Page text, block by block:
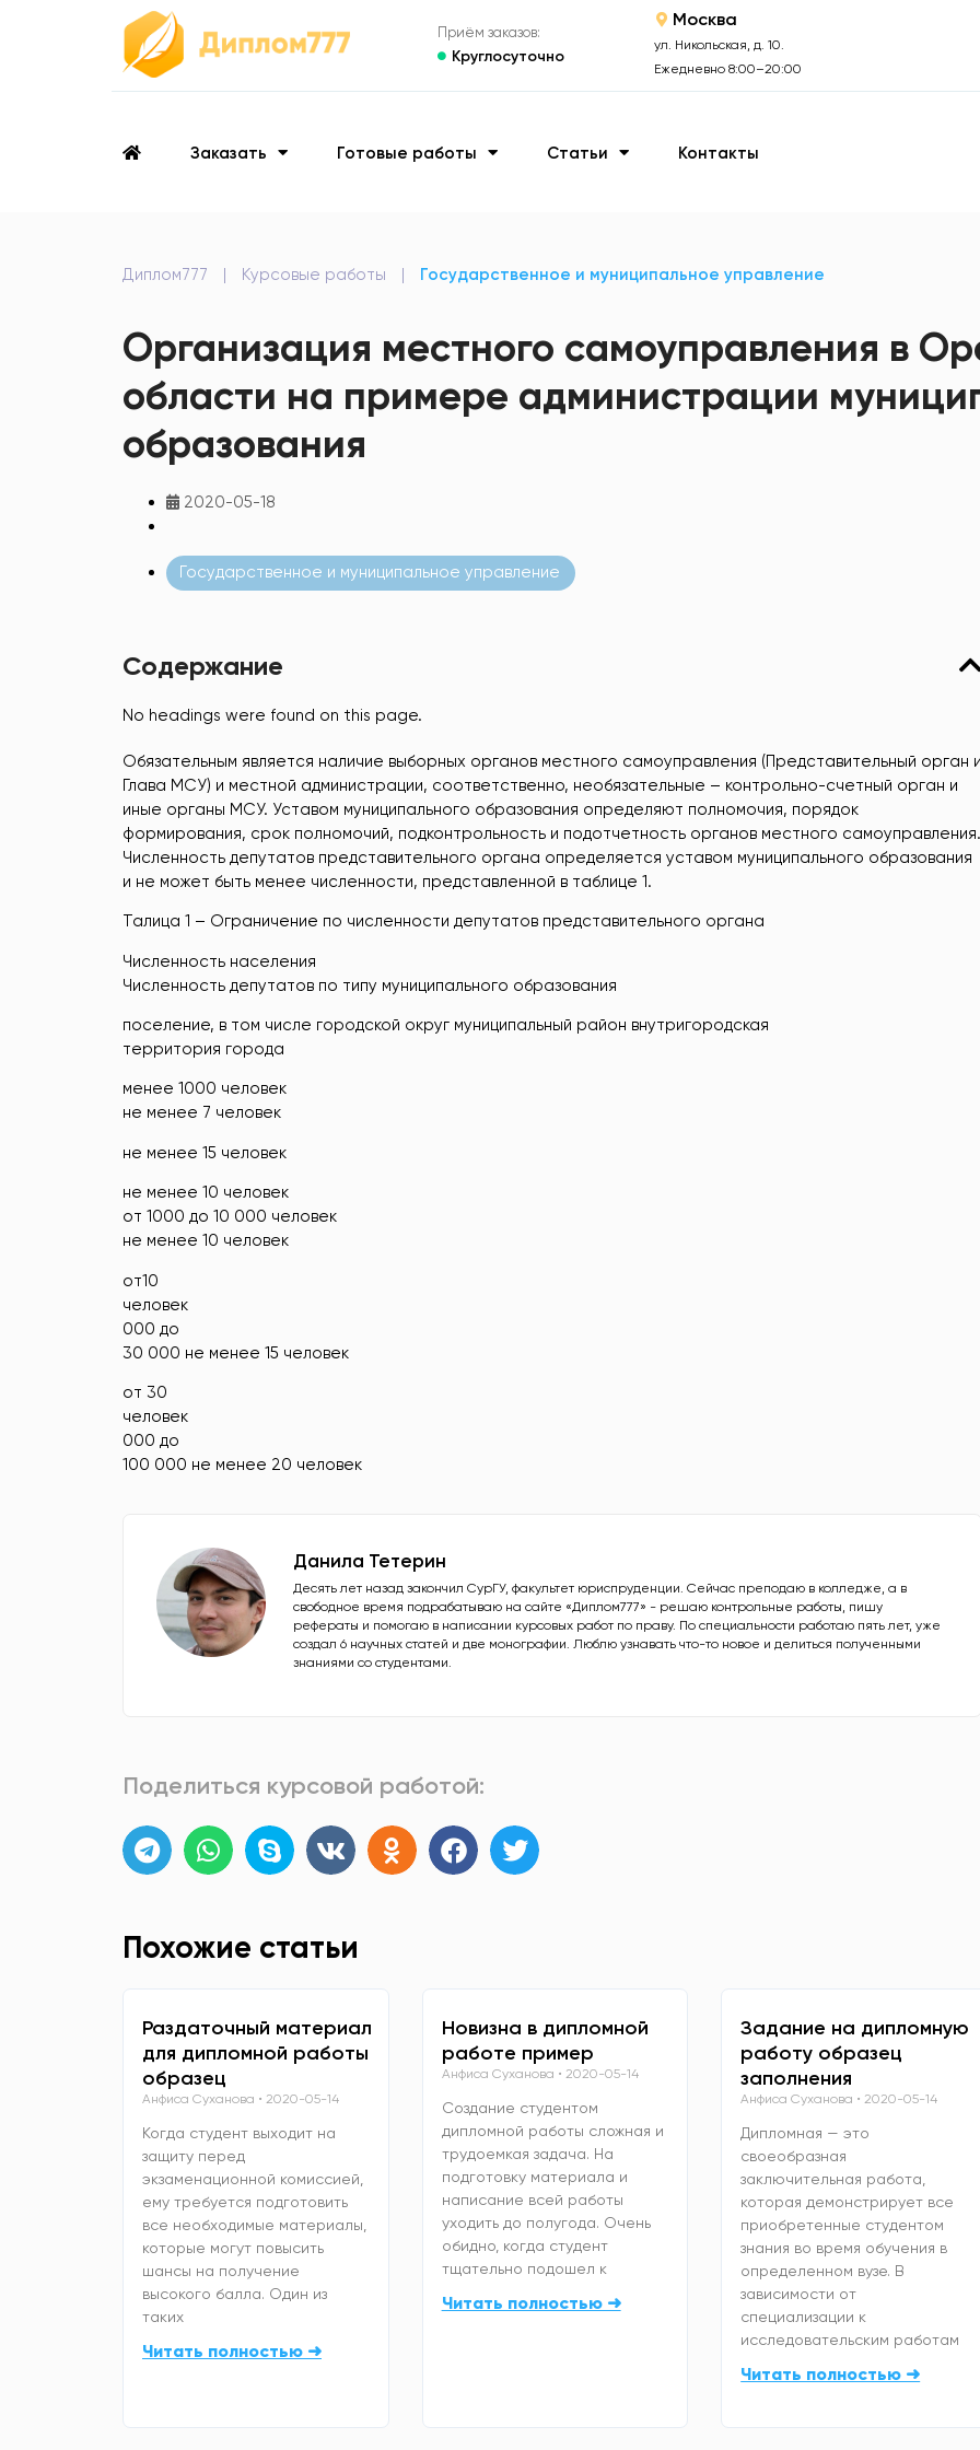
Приём заказов:
Круглосуточно
Москва
ул. Никольская, д. 10.
Ежедневно 8:00–20:00
Заказать Готовые работы Статьи Контакты
Диплом777 | Курсовые работы | Государственное и муниципальное управление
Организация местного самоуправления в
области на примере администрации
образования
2020-05-18
Государственное и муниципальное управление
Содержание
No headings were found on this page.
Обязательным является наличие выборных органов местного самоуправления (Представительный орган
Глава МСУ) и местной администрации, соответственно, необязательные – контрольно-счетный орган и
иные органы МСУ. Уставом муниципального образования определяют полномочия, порядок
формирования, срок полномочий, подконтрольность и подотчетность органов местного самоуправления.
Численность депутатов представительного органа определяется уставом муниципального образования
и не может быть менее численности, представленной в таблице 1.
Талица 1 – Ограничение по численности депутатов представительного органа
Численность населения
Численность депутатов по типу муниципального образования
поселение, в том числе городской округ муниципальный район внутригородская
территория города
менее 1000 человек
не менее 7 человек
не менее 15 человек
не менее 10 человек
от 1000 до 10 000 человек
не менее 10 человек
от10
человек
000 до
30 000 не менее 15 человек
от 30
человек
000 до
100 000 не менее 20 человек
Данила Тетерин
Десять лет назад закончил СурГУ, факультет юриспруденции. Сейчас преподаю в колледже, а в
свободное время подрабатываю на сайте «Диплом777» - решаю контрольные работы, пишу
рефераты и помогаю в написании курсовых работ по праву. По специальности работаю пять лет, уже
создал 6 научных статей и две монографии. Люблю узнавать что-то новое и делиться полученными
знаниями со студентами.
Поделиться курсовой работой:
Похожие статьи
Раздаточный материал
для дипломной работы
образец
Анфиса Суханова 2020-05-14
Когда студент выходит на
защиту перед
экзаменационной комиссией,
ему требуется подготовить
все необходимые материалы,
которые могут повысить
шансы на получение
высокого балла. Один из
таких
Читать полностью ➜
Новизна в дипломной
работе пример
Анфиса Суханова 2020-05-14
Создание студентом
дипломной работы сложная и
трудоемкая задача. На
подготовку материала и
написание всей работы
уходить до полугода. Очень
обидно, когда студент
тщательно подошел к
Читать полностью ➜
Задание на дипломную
работу образец
заполнения
Анфиса Суханова 2020-05-14
Дипломная — это
своеобразная
заключительная работа,
которая демонстрирует все
приобретенные студентом
знания во время обучения в
определенном вузе. В
зависимости от
специализации к
исследовательским работам
Читать полностью ➜